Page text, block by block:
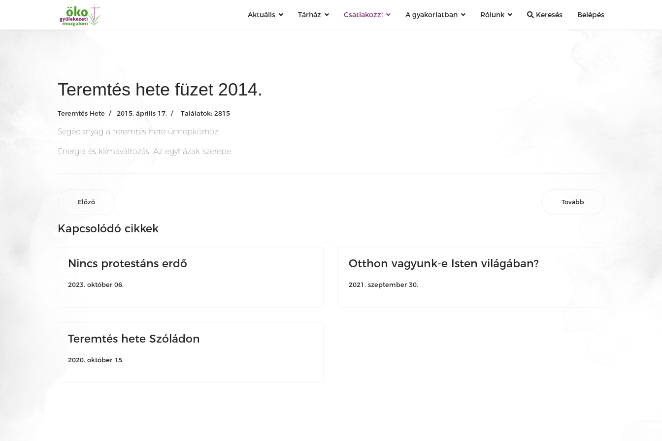
Aktuális Tárház Csatlakozz! A gyakorlatban Rólunk Keresés Belépés
Teremtés hete füzet 2014.
Teremtés Hete 2015. április 17. Találatok: 2815
Segédanyag a teremtés hete ünnepkörhöz.
Energia és klímaváltozás. Az egyházak szerepe.
Előző Tovább
Kapcsolódó cikkek
Nincs protestáns erdő
2023. október 06.
Otthon vagyunk-e Isten világában?
2021. szeptember 30.
Teremtés hete Szóládon
2020. október 15.